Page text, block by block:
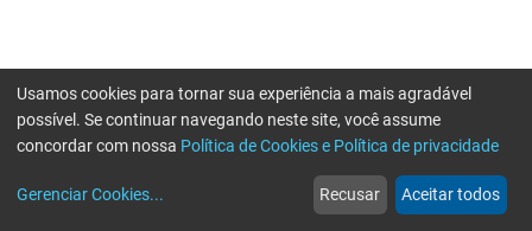
web
Notícias
more_horiz
Mais
Usamos cookies para tornar sua experiência a mais agradável
possível. Se continuar navegando neste site, você assume
concordar com nossa Política de Cookies e Política de privacidade
Gerenciar Cookies... Recusar Aceitar todos
Erro ao enviar informações, por favor tente novamente